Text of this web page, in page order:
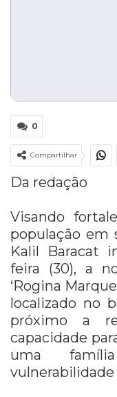
0
Compartilhar
Da redação
Visando
população em
Kalil Baracat
feira (30), a
‘Rogina
localizado no
próximo a
capacidade
uma
vulnerabilidade